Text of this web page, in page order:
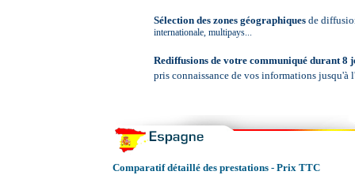
Sélection des zones géographiques de
internationale, multipays...
Rediffusions de votre communiqué durant 8
pris connaissance de vos informations
Comparatif détaillé des prestations - Prix TTC